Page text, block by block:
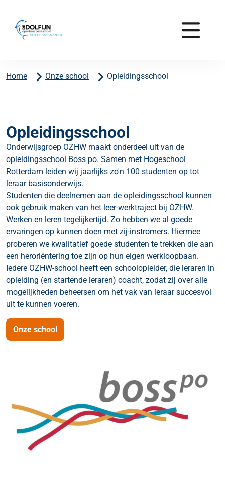
Home Onze school Opleidingsschool
Opleidingsschool
Onderwijsgroep OZHW maakt onderdeel uit van de
opleidingsschool Boss po. Samen met Hogeschool
Rotterdam leiden wij jaarlijks zo'n 100 studenten op tot
leraar basisonderwijs.
Studenten die deelnemen aan de opleidingsschool kunnen
ook gebruik maken van het leer-werktraject bij OZHW.
Werken en leren tegelijkertijd. Zo hebben we al goede
ervaringen op kunnen doen met zij-instromers. Hiermee
proberen we kwalitatief goede studenten te trekken die aan
een heroriëntering toe zijn op hun eigen werkloopbaan.
Iedere OZHW-school heeft een schoolopleider, die leraren in
opleiding (en startende leraren) coacht, zodat zij over alle
mogelijkheden beheersen om het vak van leraar succesvol
uit te kunnen voeren.
Onze school